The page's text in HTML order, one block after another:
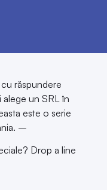
răspundere
un SRL în
este o serie
–
Drop a line